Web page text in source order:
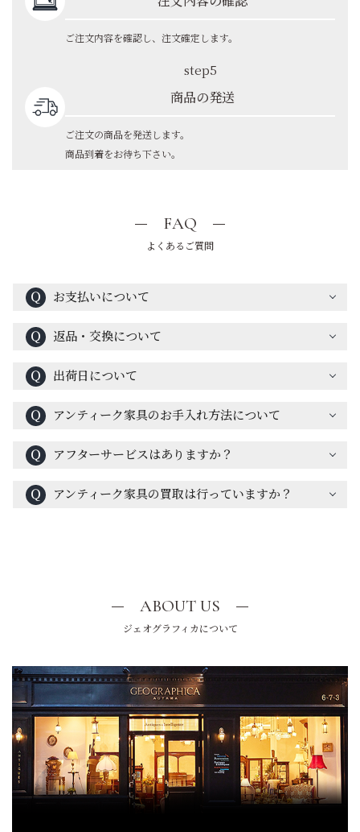
ご注文内容を確認し、注文確定します。
step5
商品の発送
ご注文の商品を発送します。
商品到着をお待ち下さい。
FAQ
よくあるご質問
Ｑ お支払いについて
Ｑ 返品・交換について
Ｑ 出荷日について
Ｑ アンティーク家具のお手入れ方法について
Ｑ アフターサービスはありますか？
Ｑ アンティーク家具の買取は行っていますか？
ABOUT US
ジェオグラフィカについて